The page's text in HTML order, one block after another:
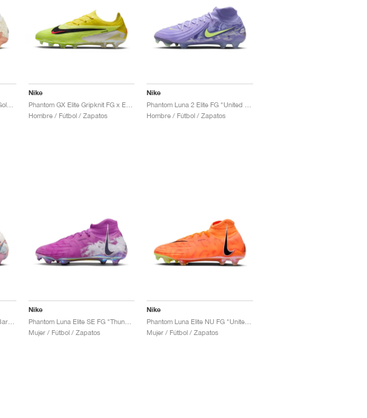
Phantom GX Elite FG "United Golden Pack"
Nike
Phantom GX Elite Gripknit FG x Erling Haaland "Sonic Yellow"
Hombre / Fútbol / Zapatos
Nike
Hombre / Fútbol / Zapatos
Phantom Luna 2 Elite SE FG "Barna Pack"
Nike
Phantom Luna Elite SE FG "Thunder Pack"
Mujer / Fútbol / Zapatos
Nike
Mujer / Fútbol / Zapatos